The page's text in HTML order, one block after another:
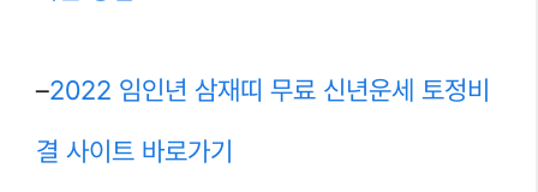
–2022 임인년 삼재띠 무료 신년운세 토정비
결 사이트 바로가기